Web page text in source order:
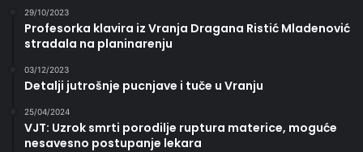
29/10/2023
Profesorka klavira iz Vranja Dragana Ristić Mladenović
stradala na planinarenju
03/12/2023
Detalji jutrošnje pucnjave i tuče u Vranju
25/04/2024
VJT: Uzrok smrti porodilje ruptura materice, moguće
nesavesno postupanje lekara